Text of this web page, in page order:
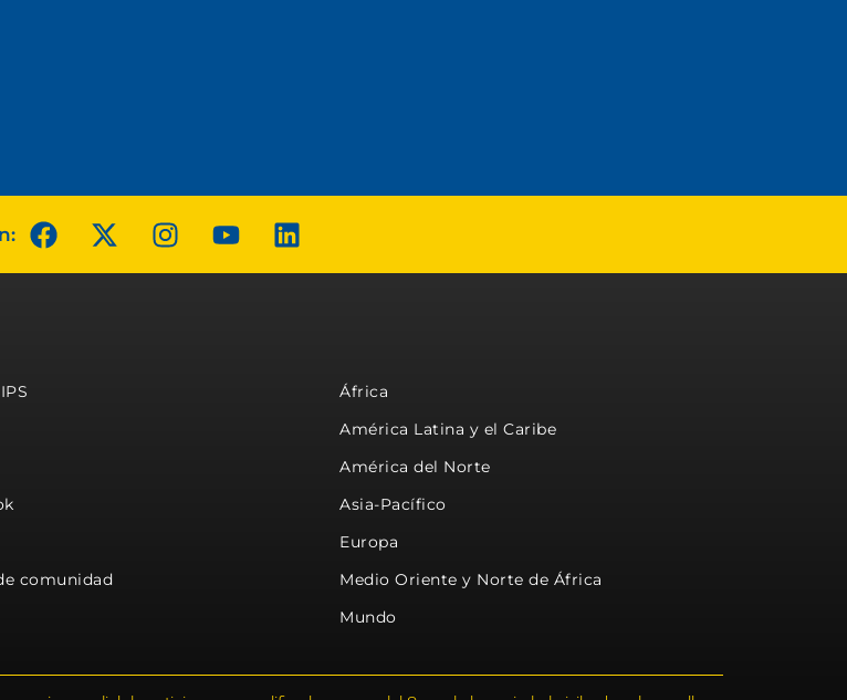
comunidad
África
América Latina y el Caribe
América del Norte
Asia-Pacífico
Europa
Medio Oriente y Norte de África
Mundo